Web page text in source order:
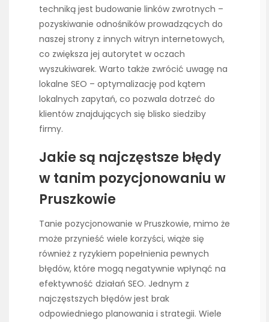
techniką jest budowanie linków zwrotnych –
pozyskiwanie odnośników prowadzących do
naszej strony z innych witryn internetowych,
co zwiększa jej autorytet w oczach
wyszukiwarek. Warto także zwrócić uwagę na
lokalne SEO – optymalizację pod kątem
lokalnych zapytań, co pozwala dotrzeć do
klientów znajdujących się blisko siedziby
firmy.
Jakie są najczęstsze błędy
w tanim pozycjonowaniu w
Pruszkowie
Tanie pozycjonowanie w Pruszkowie, mimo że
może przynieść wiele korzyści, wiąże się
również z ryzykiem popełnienia pewnych
błędów, które mogą negatywnie wpłynąć na
efektywność działań SEO. Jednym z
najczęstszych błędów jest brak
odpowiedniego planowania i strategii. Wiele